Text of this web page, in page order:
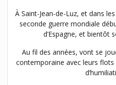
À Saint-Jean-de-Luz, et dans
seconde guerre mondiale
d’Espagne, et bientôt
Au fil des années, vont se
contemporaine avec leurs flots